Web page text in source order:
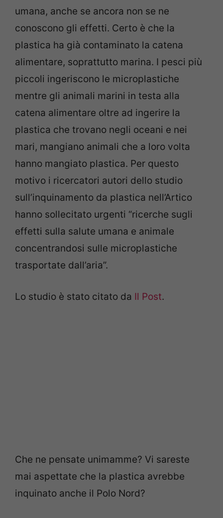
umana, anche se ancora non se ne
conoscono gli effetti. Certo è che la
plastica ha già contaminato la catena
alimentare, soprattutto marina. I pesci più
piccoli ingeriscono le microplastiche
mentre gli animali marini in testa alla
catena alimentare oltre ad ingerire la
plastica che trovano negli oceani e nei
mari, mangiano animali che a loro volta
hanno mangiato plastica. Per questo
motivo i ricercatori autori dello studio
sull’inquinamento da plastica nell’Artico
hanno sollecitato urgenti “ricerche sugli
effetti sulla salute umana e animale
concentrandosi sulle microplastiche
trasportate dall’aria”.
Lo studio è stato citato da Il Post.
Che ne pensate unimamme? Vi sareste
mai aspettate che la plastica avrebbe
inquinato anche il Polo Nord?